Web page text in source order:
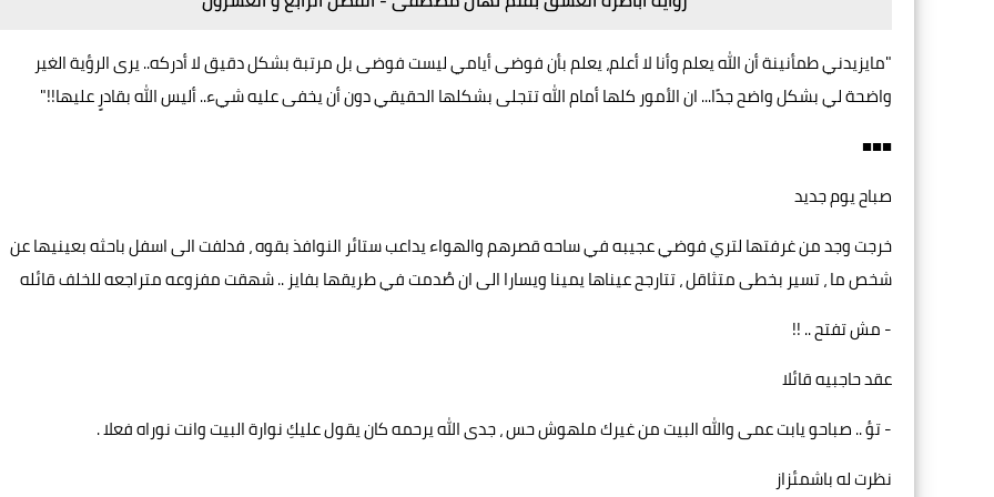
‏"مايزيدني طمأنينة أن الله يعلم وأنا لا أعلم، يعلم بأن فوضى أيامي ليست فوضى بل مرتبة بشكل دقيق لا أدركه.. يرى الرؤية الغير
واضحة لي بشكل واضح جدًا... ان الأمور كلها أمام الله تتجلى بشكلها الحقيقي دون أن يخفى عليه شيء.. أليس الله بقادرٍ عليها!!"
■■■
صباح يوم جديد
خرجت وجد من غرفتها لتري فوضي عجيبه في ساحه قصرهم والهواء يداعب ستائر النوافذ بقوه ، فدلفت الى اسفل باحثه بعينيها عن
شخص ما ، تسير بخطى متثاقل ، تتارجح عيناها يمينا ويسارا الى ان صُدمت في طريقها بفايز .. شهقت مفزوعه متراجعه للخلف قائله
- مش تفتح .. !!
عقد حاجبيه قائلا
- تؤ .. صباحو يابت عمى والله البيت من غيرك ملهوش حس ، جدى الله يرحمه كان يقول عليكِ نوارة البيت وانت نوراه فعلا .
نظرت له باشمئزاز